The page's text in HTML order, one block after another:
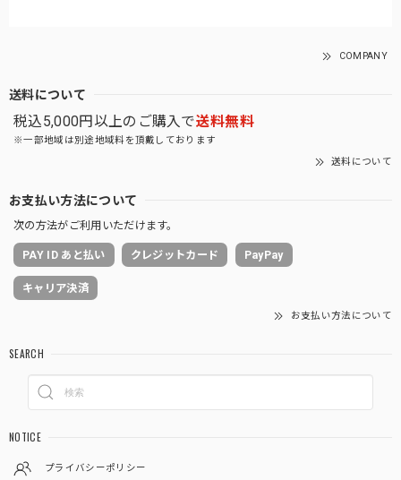
COMPANY
送料について
税込5,000円以上のご購入で送料無料
※一部地域は別途地域料を頂戴しております
送料について
お支払い方法について
次の方法がご利用いただけます。
PAY ID あと払い クレジットカード PayPay
キャリア決済
お支払い方法について
SEARCH
NOTICE
プライバシーポリシー